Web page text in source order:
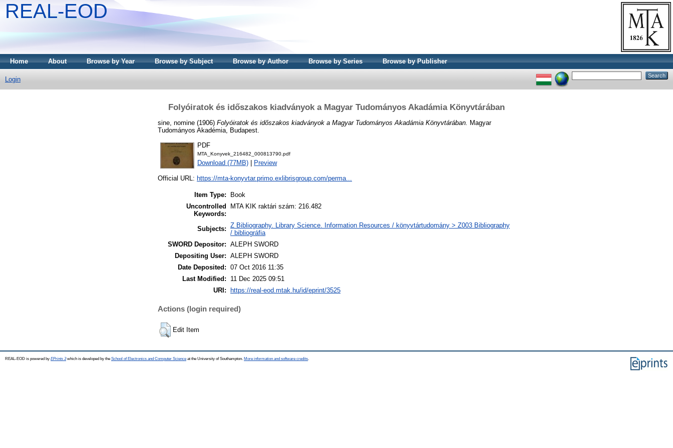
REAL-EOD
Home About Browse by Year Browse by Subject Browse by Author Browse by Series Browse by Publisher
Login
Folyóiratok és időszakos kiadványok a Magyar Tudományos Akadámia Könyvtárában
sine, nomine (1906) Folyóiratok és időszakos kiadványok a Magyar Tudományos Akadámia Könyvtárában. Magyar
Tudományos Akadémia, Budapest.
PDF
MTA_Konyvek_216482_000813790.pdf
Download (77MB) Preview
Official URL: https://mta-konyvtar.primo.exlibrisgroup.com/perma...
Item Type:
Book
Uncontrolled
Keywords:
MTA KIK raktári szám: 216.482
Subjects: Z Bibliography. Library Science. Information Resources / könyvtártudomány > Z003 Bibliography
/ bibliográfia
SWORD Depositor: ALEPH SWORD
Depositing User: ALEPH SWORD
Date Deposited: 07 Oct 2016 11:35
Last Modified:
11 Dec 2025 09:51
URI:
https://real-eod.mtak.hu/id/eprint/3525
Actions (login required)
Edit Item
REAL-EOD is powered by EPrints 3which is developed by the School of Electronics and Computer Science at the University of Southampton. More information and software credits